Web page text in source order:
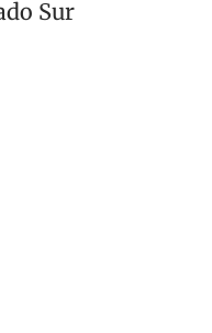
Sur